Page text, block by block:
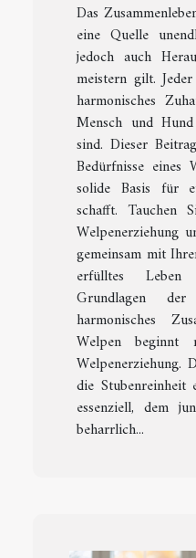
Das
eine Quelle
jedoch auch
meistern gilt.
harmonisches
Mensch und
sind. Dieser
Bedürfnisse eines
solide Basis für
schafft.
Welpenerziehung
gemeinsam mit
erfülltes
Grundlagen
harmonisches
Welpen beginnt
Welpenerziehung.
die Stubenreinheit
essenziell, dem
beharrlich...